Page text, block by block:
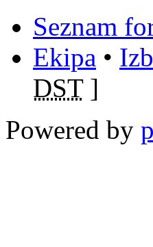
Seznam
Ekipa •
DST]
Powered by